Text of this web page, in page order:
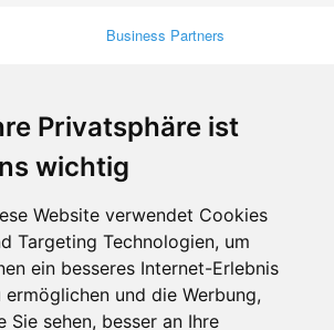
Privatsphäre ist
wichtig
Website verwendet Cookies
Targeting Technologien, um
ein besseres Internet-Erlebnis
ermöglichen und die Werbung,
Sie sehen, besser an Ihre
Business Partners
Media
Facebook
Twitter
YouTube
Google+